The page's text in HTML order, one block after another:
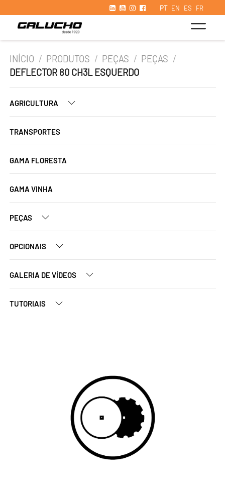
PT EN ES FR
INÍCIO / PRODUTOS / PEÇAS / PEÇAS /
DEFLECTOR 80 CH3L ESQUERDO
AGRICULTURA
TRANSPORTES
GAMA FLORESTA
GAMA VINHA
PEÇAS
OPCIONAIS
GALERIA DE VÍDEOS
TUTORIAIS